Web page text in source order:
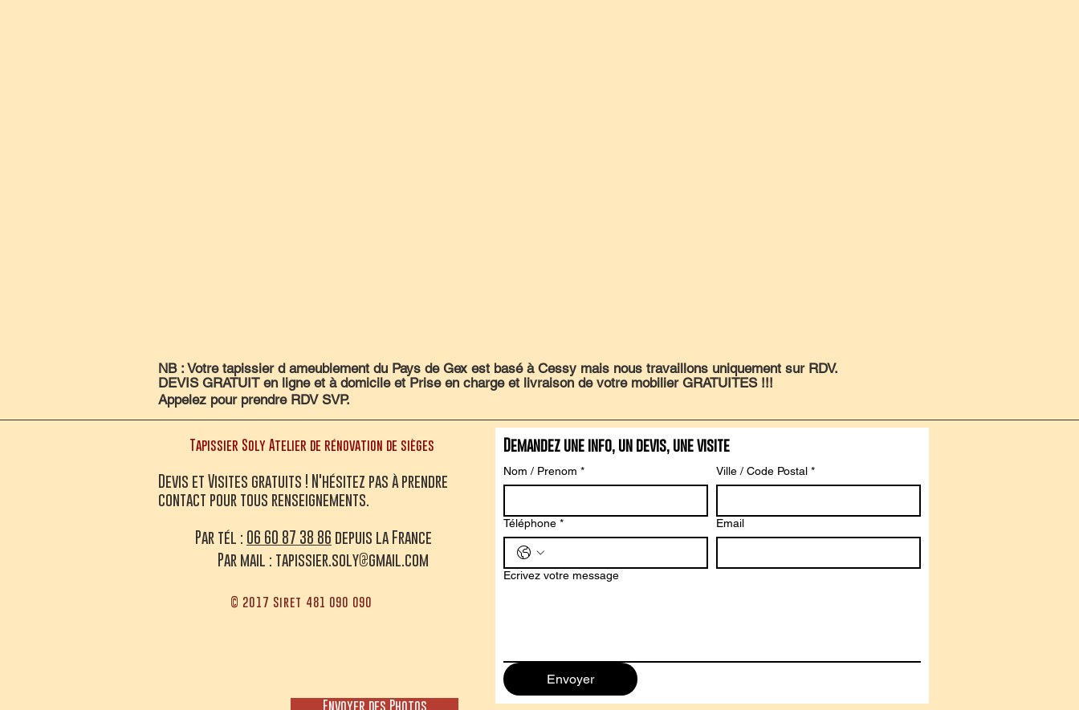
NB : Votre tapissier d ameublement du Pays de Gex est basé à Cessy mais nous travaillons uniquement sur RDV.
DEVIS GRATUIT en ligne et à domicile et Prise en charge et livraison de votre mobilier GRATUITES !!!
Appelez pour prendre RDV SVP.
Tapissier Soly Atelier de rénovation de sièges
Devis et Visites gratuits ! N'hésitez pas à prendre
contact pour tous renseignements.
Par tél : 06 60 87 38 86 depuis la France
Par mail : tapissier.soly@gmail.com
© 2017 Siret 481 090 090
Envoyer des Photos
Demandez une info, un devis, une visite
Nom / Prenom * Ville / Code Postal *
Téléphone * Email
Ecrivez votre message
Envoyer